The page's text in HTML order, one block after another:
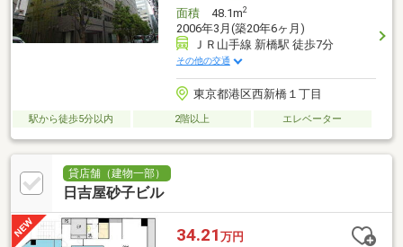
面積48.1m2
2006年3月(築20年6ヶ月)
ＪＲ山手線 新橋駅 徒歩7分
その他の交通
東京都港区西新橋１丁目
駅から徒歩5分以内 2階以上 エレベーター
貸店舗（建物一部）
日吉屋砂子ビル
34.21 万円